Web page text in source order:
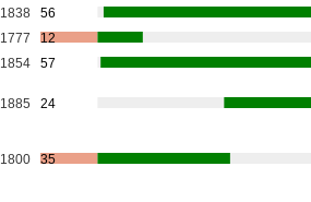
1838
56
1777
12
1854 57
1885 24
1800 35